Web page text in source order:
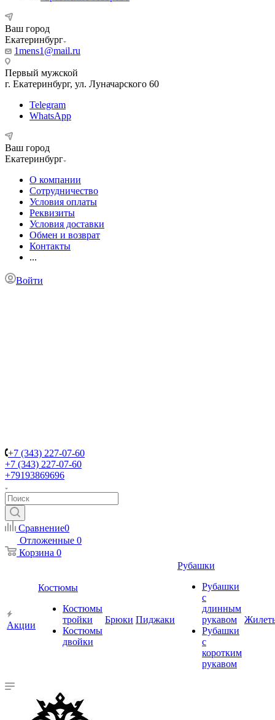
Ваш город
Екатеринбург
1mens1@mail.ru
Первый мужской
г. Екатеринбург, ул. Луначарского 60
Telegram
WhatsApp
Ваш город
Екатеринбург
О компании
Сотрудничество
Условия оплаты
Реквизиты
Условия доставки
Обмен и возврат
Контакты
...
Войти
+7 (343) 227-07-60
+7 (343) 227-07-60
+79193869696
Сравнение0
Отложенные 0
Корзина 0
Акции
Костюмы
Костюмы
тройки
Костюмы
двойки
Брюки Пиджаки
Рубашки
Рубашки
с
длинным
рукавом
Рубашки
с
коротким
рукавом